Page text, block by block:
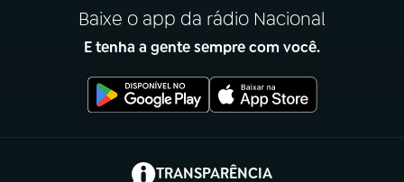
Baixe o app da rádio Nacional
E tenha a gente sempre com você.
TRANSPARÊNCIA
(abre em nova aba)